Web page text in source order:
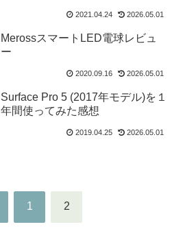
2021.04.24 2026.05.01
MerossスマートLED電球レビュ
ー
2020.09.16 2026.05.01
Surface Pro 5 (2017年モデル)を１
年間使ってみた感想
2019.04.25 2026.05.01
1 2